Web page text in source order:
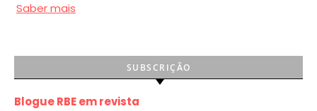
Saber mais
SUBSCRIÇÃO
Blogue RBE em revista